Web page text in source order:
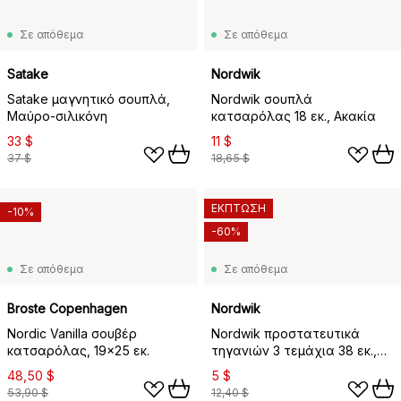
Σε απόθεμα
Satake
Satake μαγνητικό σουπλά,
Μαύρο-σιλικόνη
33 $
37 $
Σε απόθεμα
Nordwik
Nordwik σουπλά
κατσαρόλας 18 εκ., Ακακία
11 $
18,65 $
Σε απόθεμα
Broste Copenhagen
Nordic Vanilla σουβέρ
κατσαρόλας, 19x25 εκ.
48,50 $
53,90 $
-10%
Σε απόθεμα
Nordwik
Nordwik προστατευτικά
τηγανιών 3 τεμάχια 38 εκ.,
Γκρι
5 $
12,40 $
ΕΚΠΤΩΣΗ
-60%